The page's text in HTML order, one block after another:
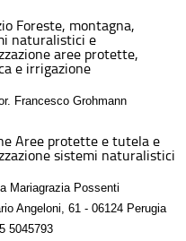
Foreste, montagna,
naturalistici e
aree protette,
e irrigazione
Francesco Grohmann
Aree protette e tutela e
sistemi naturalistici
Mariagrazia Possenti
Angeloni, 61 - 06124 Perugia
5045793